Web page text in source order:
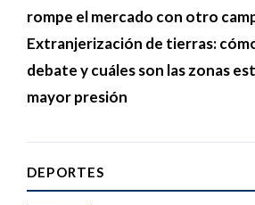
rompe el mercado con otro
Extranjerización de tierras:
debate y cuáles son las zonas
mayor presión
DEPORTES